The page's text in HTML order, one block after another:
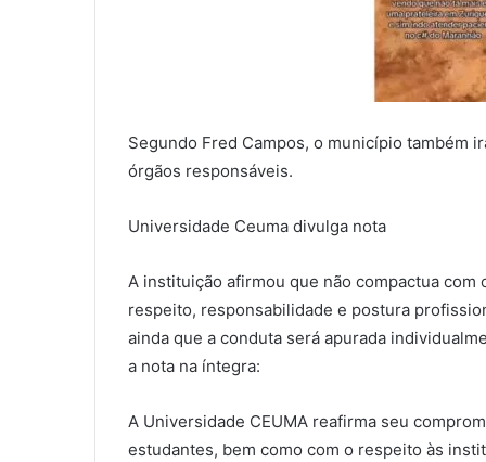
Segundo Fred Campos, o município também
órgãos responsáveis.
Universidade Ceuma divulga nota
A instituição afirmou que não compactua
respeito, responsabilidade e postura
ainda que a conduta será apurada
a nota na íntegra:
A Universidade CEUMA reafirma seu
estudantes, bem como com o respeito às